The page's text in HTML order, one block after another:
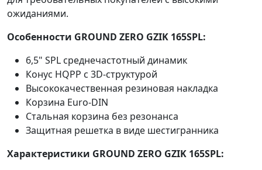
ожиданиями.
Особенности GROUND ZERO GZIK 165SPL:
6,5" SPL среднечастотный динамик
Конус HQPP с 3D-структурой
Высококачественная резиновая накладка
Корзина Euro-DIN
Стальная корзина без резонанса
Защитная решетка в виде шестигранника
Характеристики GROUND ZERO GZIK 165SPL: